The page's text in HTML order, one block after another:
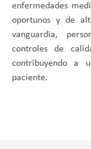
enfermedades
oportunos y de
vanguardia,
controles de
contribuyendo a
paciente.